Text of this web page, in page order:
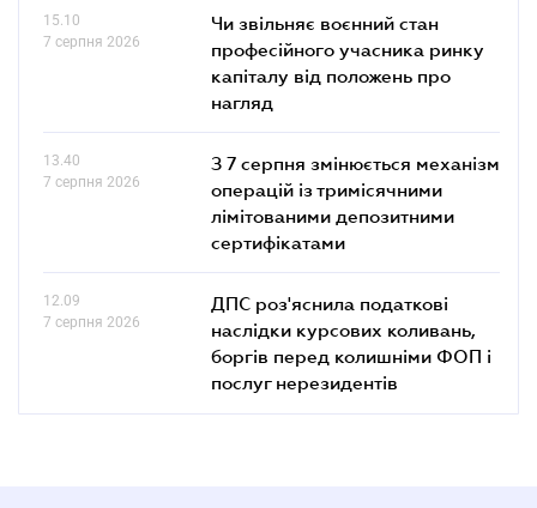
15.10
7 серпня 2026
Чи звільняє воєнний стан
професійного учасника ринку
капіталу від положень про
нагляд
13.40
7 серпня 2026
З 7 серпня змінюється механізм
операцій із тримісячними
лімітованими депозитними
сертифікатами
12.09
7 серпня 2026
ДПС роз'яснила податкові
наслідки курсових коливань,
боргів перед колишніми ФОП і
послуг нерезидентів